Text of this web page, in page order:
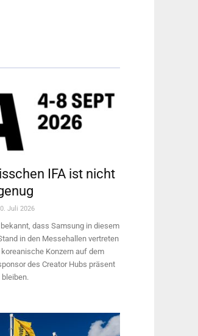
IFA ist nicht
Juli 2026
dass Samsung in diesem
in den Messehallen vertreten
Konzern auf dem
des Creator Hubs präsent
bleiben.